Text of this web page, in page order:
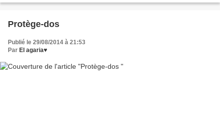
Protège-dos
Publié le 29/08/2014 à 21:53
Par El agaria♥